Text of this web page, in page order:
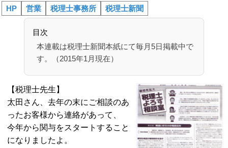
HP 営業 税理士事務所 税理士新聞
目次
本連載は税理士新聞本紙にて毎月5日掲載中で
す。（2015年1月現在）
【税理士先生】
太田さん、去年の末にご相談のあ
ったお客様から連絡があって、
今年から関与をスタートすること
になりましたよ。